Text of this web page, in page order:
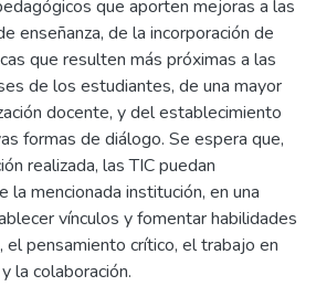
que aporten mejoras a las
enseñanza, de la incorporación de
que resulten más próximas a las
de los estudiantes, de una mayor
docente, y del establecimiento
formas de diálogo. Se espera que,
realizada, las TIC puedan
la mencionada institución, en una
vínculos y fomentar habilidades
el pensamiento crítico, el trabajo en
la colaboración.